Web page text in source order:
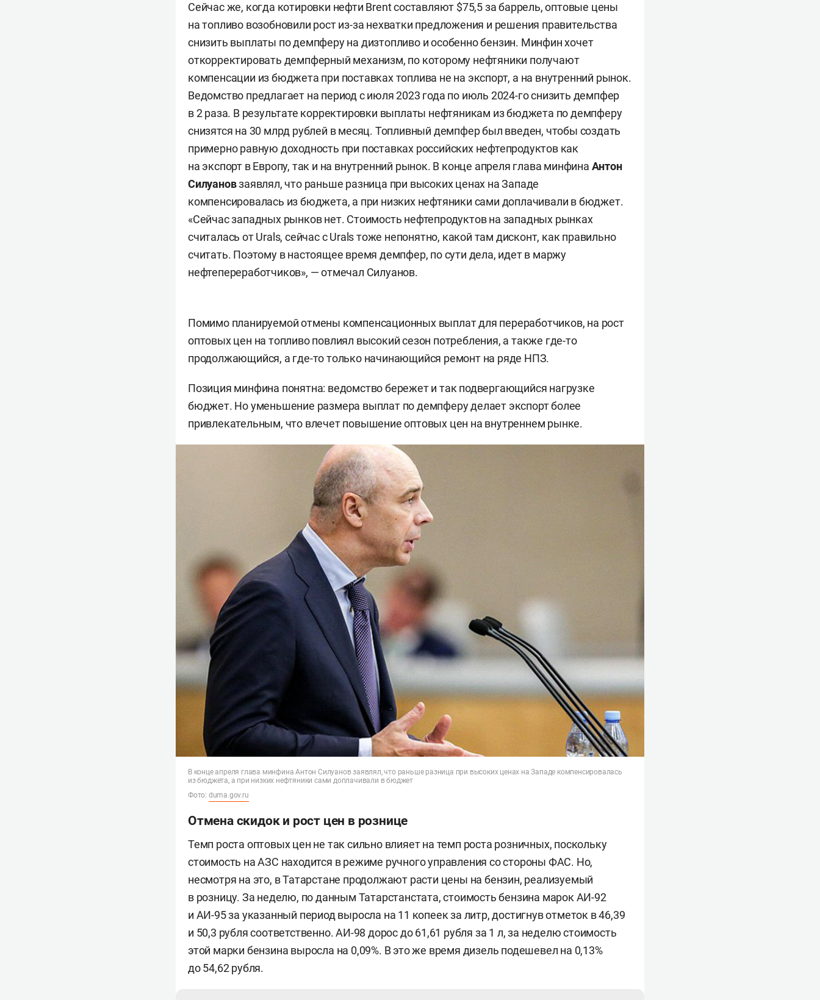
Сейчас же, когда котировки нефти Brent составляют $75,5 за баррель, оптовые цены
на топливо возобновили рост из-за нехватки предложения и решения правительства
снизить выплаты по демпферу на дизтопливо и особенно бензин. Минфин хочет
откорректировать демпферный механизм, по которому нефтяники получают
компенсации из бюджета при поставках топлива не на экспорт, а на внутренний рынок.
Ведомство предлагает на период с июля 2023 года по июль 2024-го снизить демпфер
в 2 раза. В результате корректировки выплаты нефтяникам из бюджета по демпферу
снизятся на 30 млрд рублей в месяц. Топливный демпфер был введен, чтобы создать
примерно равную доходность при поставках российских нефтепродуктов как
на экспорт в Европу, так и на внутренний рынок. В конце апреля глава минфина Антон
Силуановзаявлял, что раньше разница при высоких ценах на Западе
компенсировалась из бюджета, а при низких нефтяники сами доплачивали в бюджет.
«Сейчас западных рынков нет. Стоимость нефтепродуктов на западных рынках
считалась от Urals, сейчас с Urals тоже непонятно, какой там дисконт, как правильно
считать. Поэтому в настоящее время демпфер, по сути дела, идет в маржу
нефтепереработчиков», — отмечал Силуанов.
Помимо планируемой отмены компенсационных выплат для переработчиков, на рост
оптовых цен на топливо повлиял высокий сезон потребления, а также где-то
продолжающийся, а где-то только начинающийся ремонт на ряде НПЗ.
Позиция минфина понятна: ведомство бережет и так подвергающийся нагрузке
бюджет. Но уменьшение размера выплат по демпферу делает экспорт более
привлекательным, что влечет повышение оптовых цен на внутреннем рынке.
В конце апреля глава минфина Антон Силуанов заявлял, что раньше разница при высоких ценах на Западе компенсировалась
из бюджета, а при низких нефтяники сами доплачивали в бюджет
Фото: duma.gov.ru
Отмена скидок и рост цен в рознице
Темп роста оптовых цен не так сильно влияет на темп роста розничных, поскольку
стоимость на АЗС находится в режиме ручного управления со стороны ФАС. Но,
несмотря на это, в Татарстане продолжают расти цены на бензин, реализуемый
в розницу. За неделю, по данным Татарстанстата, стоимость бензина марок АИ-92
и АИ-95 за указанный период выросла на 11 копеек за литр, достигнув отметок в 46,39
и 50,3 рубля соответственно. АИ-98 дорос до 61,61 рубля за 1 л, за неделю стоимость
этой марки бензина выросла на 0,09%. В это же время дизель подешевел на 0,13%
до 54,62 рубля.